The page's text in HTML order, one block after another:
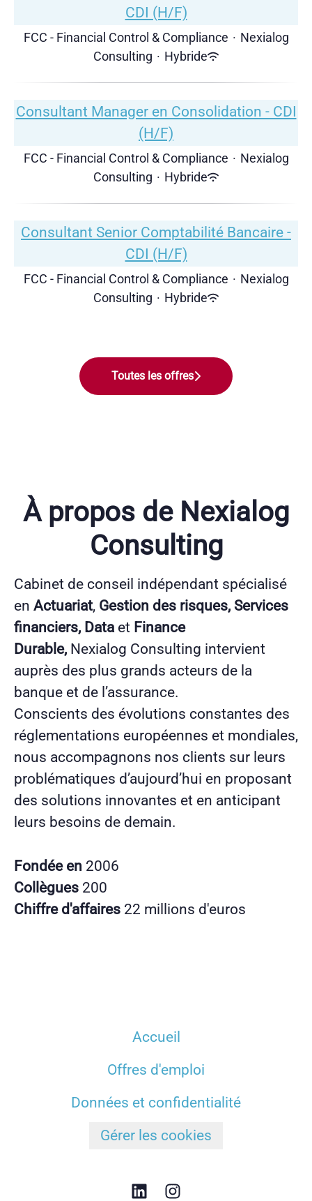
CDI (H/F)
FCC - Financial Control & Compliance · Nexialog
Consulting · Hybride
Consultant Manager en Consolidation - CDI
(H/F)
FCC - Financial Control & Compliance · Nexialog
Consulting · Hybride
Consultant Senior Comptabilité Bancaire -
CDI (H/F)
FCC - Financial Control & Compliance · Nexialog
Consulting · Hybride
Toutes les offres
À propos de Nexialog
Consulting
Cabinet de conseil indépendant spécialisé
en Actuariat, Gestion des risques, Services
financiers, Data et Finance
Durable, Nexialog Consulting intervient
auprès des plus grands acteurs de la
banque et de l’assurance.
Conscients des évolutions constantes des
réglementations européennes et mondiales,
nous accompagnons nos clients sur leurs
problématiques d’aujourd’hui en proposant
des solutions innovantes et en anticipant
leurs besoins de demain.
Fondée en 2006
Collègues 200
Chiffre d'affaires 22 millions d'euros
Accueil
Offres d'emploi
Données et confidentialité
Gérer les cookies